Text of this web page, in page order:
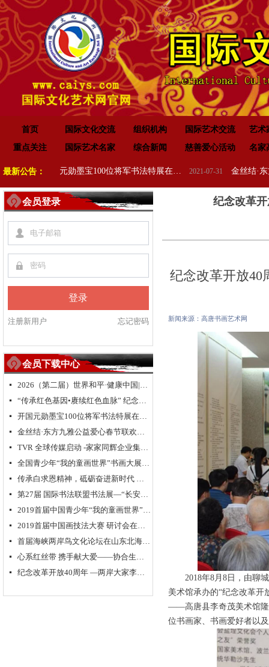
首页 国际文化交流 组织机构 国际艺术交流
艺术
重点关注
国际艺术名家 综合新闻 慈善爱心活动 名家
最新公告： 2021-07-31
开国元勋墨宝100位将军书法特展在高唐举办
纪念改革开放
新闻来源：高唐书画艺术网
2018年8月8日，由聊
美术馆承办的“纪念改革
——高唐县李奇茂美术馆
位书画家、书画爱好者以
纪念改革
会员登录
넙
끕
登录
忘记密码
注册新用户
会员下载中心
넷 2026（第二届）世界和平·健康中国|全球华人福运五洲·世界和平祈愿盛典暨全球华侨华人送“福”活动
넷 “传承红色基因•赓续红色血脉” 纪念中国人民抗日战争暨世界反法西斯战争胜利 80 周年
넷 开国元勋墨宝100位将军书法特展在高唐举办
넷 金丝结·东方九雅公益爱心春节联欢晚会隆重举行
넷 TVR 全球传媒启动 -家家同辉企业集团成立 新闻发布会在浙江.乌镇隆重举行
넷 全国青少年“我的童画世界”书画大展大型公益活动北京总决赛颁奖典礼
넷 传承白求恩精神，砥砺奋进新时代 纪念白求恩80周年研讨会
넷 第27届 国际书法联盟书法展—“长安国际书法邀请展”在西安大明宫国家遗址公园丹凤门博物馆启幕
넷 2019首届中国青少年“我的童画世界”书画大展启动仪式在长城脚下拉开帷幕
넷 2019首届中国画技法大赛 研讨会在京举行
넷 首届海峡两岸鸟文化论坛在山东北海举行
넷 心系红丝带 携手献大爱——协合生物集团超级抗原免疫治疗助力“艾滋病防控”
넷 纪念改革开放40周年 —两岸大家李奇茂、单应桂书画作品交流展隆重开幕